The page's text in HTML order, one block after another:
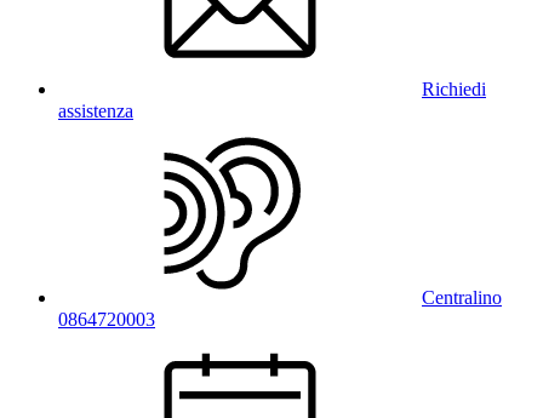
Richiedi
assistenza
Centralino
0864720003